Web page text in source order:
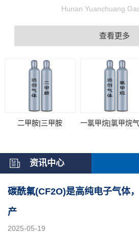
Hunan Yuanchuang
查看更多
二甲胺|三甲胺
资讯中心
碳酰氟(CF2O)是高纯电子气体
产
2025-05-19